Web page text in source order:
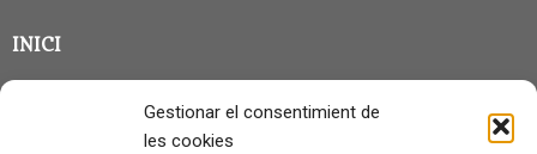
Gestionar el consentimient de
les cookies
INICI